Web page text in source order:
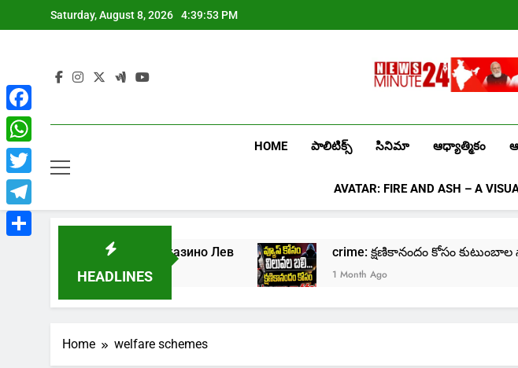
to
Saturday, August 8, 2026 4:39:53 PM
HOME పాలిటిక్స్ సినిమా ఆధ్యాత్మికం
AVATAR: FIRE AND ASH – A
HEADLINES
Играть в онлайн казино Лев
1 Week Ago
crime: క్షణికానందం కోసం కుటుంబాల
1 Month Ago
Home welfare schemes
Facebook
WhatsApp
Twitter
Telegram